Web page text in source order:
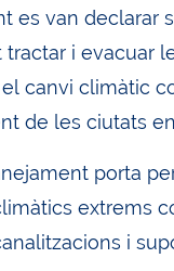
es van declarar
i evacuar
canvi climàtic
de les ciutats en
porta
extrems
i